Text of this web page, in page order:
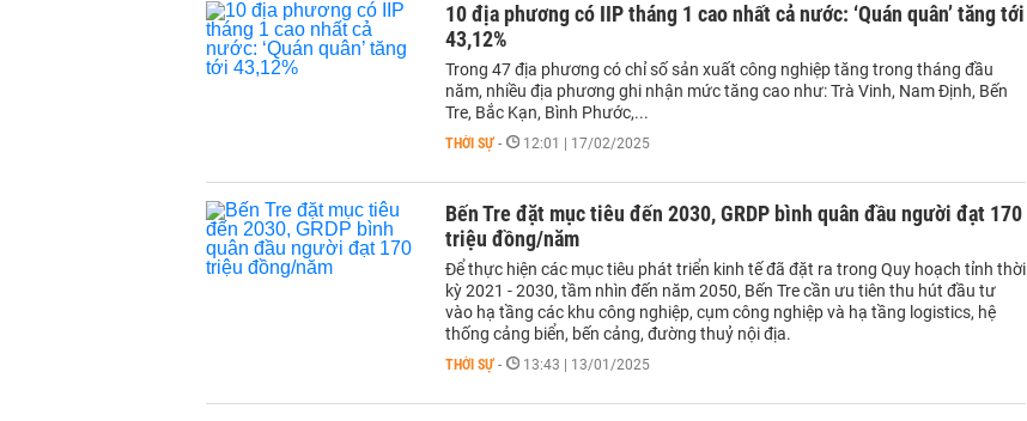
10 địa phương có IIP tháng 1 cao nhất cả nước: ‘Quán quân’ tăng tới
43,12%
Trong 47 địa phương có chỉ số sản xuất công nghiệp tăng trong tháng đầu
năm, nhiều địa phương ghi nhận mức tăng cao như: Trà Vinh, Nam Định, Bến
Tre, Bắc Kạn, Bình Phước,...
THỜI SỰ - 12:01 | 17/02/2025
Bến Tre đặt mục tiêu đến 2030, GRDP bình quân đầu người đạt 170
triệu đồng/năm
Để thực hiện các mục tiêu phát triển kinh tế đã đặt ra trong Quy hoạch tỉnh thời
kỳ 2021 - 2030, tầm nhìn đến năm 2050, Bến Tre cần ưu tiên thu hút đầu tư
vào hạ tầng các khu công nghiệp, cụm công nghiệp và hạ tầng logistics, hệ
thống cảng biển, bến cảng, đường thuỷ nội địa.
THỜI SỰ - 13:43 | 13/01/2025